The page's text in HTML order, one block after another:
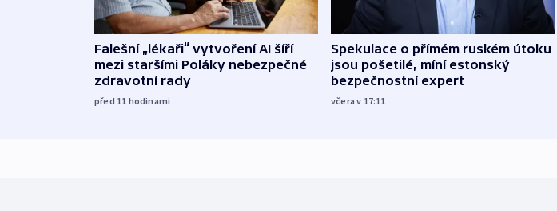
Falešní „lékaři“ vytvoření AI šíří
mezi staršími Poláky nebezpečné
zdravotní rady
před 11 hodinami
Spekulace o přímém ruském útoku
jsou pošetilé, míní estonský
bezpečnostní expert
včera v 17:11